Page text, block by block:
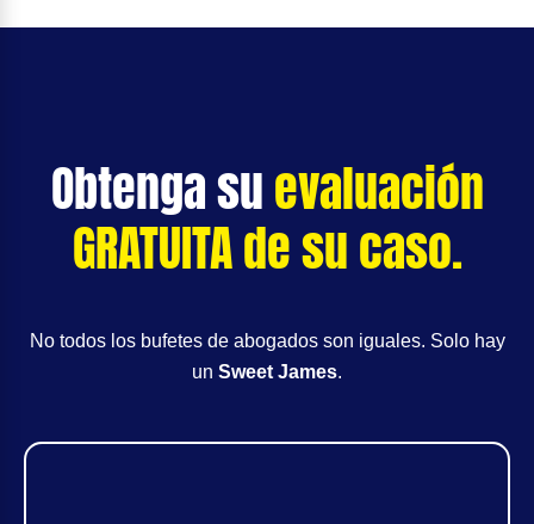
Obtenga suevaluación
GRATUITA de su caso.
No todos los bufetes de abogados son iguales. Solo hay
un Sweet James.